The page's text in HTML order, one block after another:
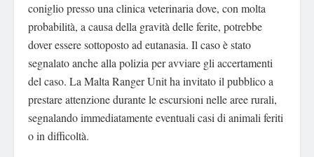
coniglio presso una clinica veterinaria dove, con molta
probabilità, a causa della gravità delle ferite, potrebbe
dover essere sottoposto ad eutanasia. Il caso è stato
segnalato anche alla polizia per avviare gli accertamenti
del caso. La Malta Ranger Unit ha invitato il pubblico a
prestare attenzione durante le escursioni nelle aree rurali,
segnalando immediatamente eventuali casi di animali feriti
o in difficoltà.